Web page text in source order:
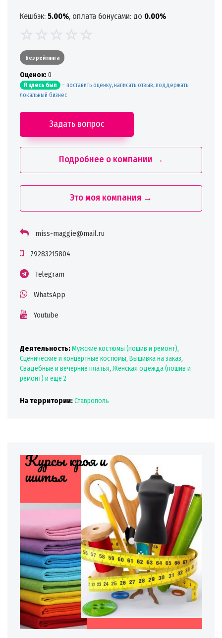
Кешбэк: 5.00%, оплата бонусами: до 0.00%
Без рейтинга
Oценок:0
Я здесь был - поставить оценку, написать отзыв, поддержать
локальный бизнес
Задать вопрос
Подробнее о компании →
Это моя компания →
miss-maggie@mail.ru
79283215804
Telegram
WhatsApp
Youtube
Деятельность:Мужские костюмы (пошив и ремонт),
Сценические и концертные костюмы, Вышивка на заказ,
Свадебные и вечерние платья, Женская одежда (пошив и
ремонт) и еще 2
На территории:Ставрополь